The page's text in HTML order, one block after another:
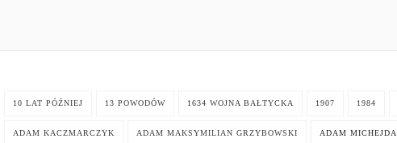
10 LAT PÓŹNIEJ 13 POWODÓW 1634 WOJNA BAŁTYCKA 1907 1984
ADAM KACZMARCZYK ADAM MAKSYMILIAN GRZYBOWSKI ADAM MICHEJDA